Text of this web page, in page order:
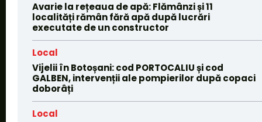
Avarie la rețeaua de apă: Flămânzi și 11
localități rămân fără apă după lucrări
executate de un constructor
Local
Vijelii în Botoșani: cod PORTOCALIU și cod
GALBEN, intervenții ale pompierilor după copaci
doborâți
Local